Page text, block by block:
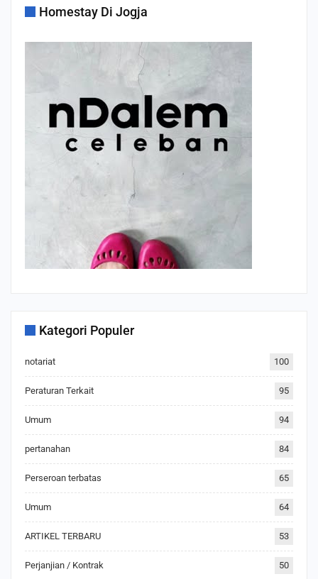
Homestay Di Jogja
Kategori Populer
notariat 100
Peraturan Terkait 95
Umum 94
pertanahan 84
Perseroan terbatas 65
Umum 64
ARTIKEL TERBARU 53
Perjanjian / Kontrak 50